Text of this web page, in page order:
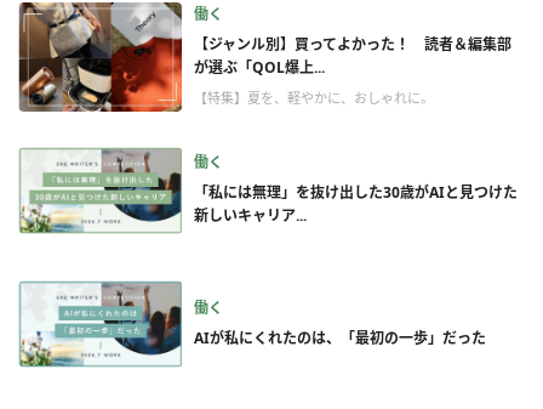
働く
【ジャンル別】買ってよかった！ 読者＆編集部
が選ぶ「QOL爆上...
【特集】夏を、軽やかに、おしゃれに。
働く
「私には無理」を抜け出した30歳がAIと見つけた
新しいキャリア...
働く
AIが私にくれたのは、「最初の一歩」だった